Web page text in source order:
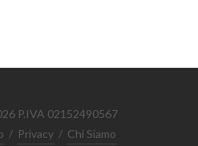
P.IVA 02152490567
/ Privacy / Chi Siamo